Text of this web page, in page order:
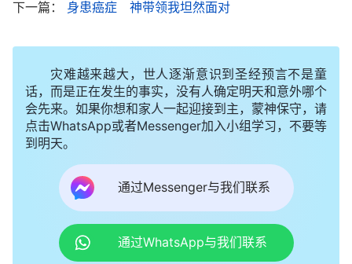
落得个效力者，我怎么也想不通，坐在那里一个劲儿
哭。
聚完会，我骑车往家走，连蹬自行车的力气都没
有了，一路上都在琢磨，我怎么是效力者呢？我越想
越委屈，眼泪止不住地流。回家以后，我做什么事都
没有心思，走路也耷拉着脑袋，不想跟任何人说话，
甚至连喘气都感觉很累，就觉得自己是效力者，以后
什么福分都没有了，心里特别地不甘。
下一篇： 身患癌症 神带领我坦然面对
灾难越来越大，世人逐渐意识到圣经预言不是童
话，而是正在发生的事实，没有人确定明天和意外哪个
会先来。如果你想和家人一起迎接到主，蒙神保守，请
点击WhatsApp或者Messenger加入小组学习，不要等
到明天。
通过Messenger与我们联系
通过WhatsApp与我们联系